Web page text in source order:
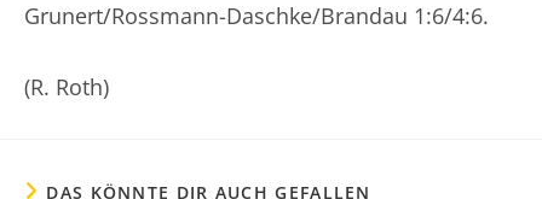
Grunert/Rossmann-Daschke/Brandau 1:6/4:6.
(R. Roth)
DAS KÖNNTE DIR AUCH GEFALLEN